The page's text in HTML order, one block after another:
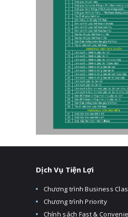
Dịch Vụ Tiện Lợi
Chương trình Business
Chương trình Priority
Chính sách Fast &